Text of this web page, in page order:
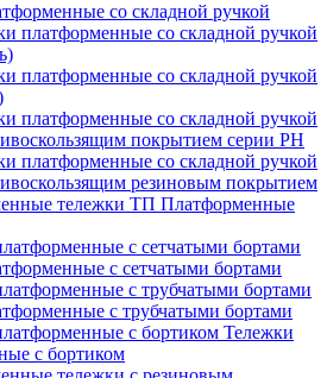
со складной ручкой
платформенные со складной ручкой
платформенные со складной ручкой
платформенные со складной ручкой
покрытием серии PH
платформенные со складной ручкой
резиновым покрытием
Платформенные
с сетчатыми бортами
с трубчатыми бортами
Тележки
с бортиком